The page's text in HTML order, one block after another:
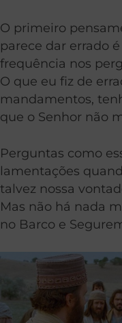
O primeiro
parece dar errado
frequência nos
O que eu fiz de
mandamentos,
que o Senhor não
Perguntas como
lamentações
talvez nossa
Mas não há nada
no Barco e